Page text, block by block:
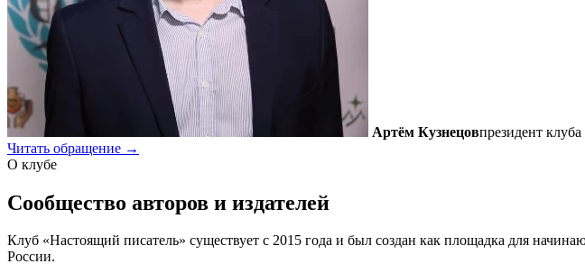
Артём Кузнецовпрезидент
Читать обращение →
О клубе
Сообщество авторов и издателей
Клуб «Настоящий писатель» существует с 2015 года и был создан как площадка для
России.